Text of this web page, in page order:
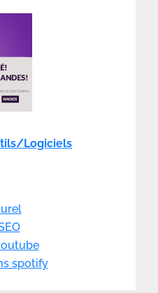
Logiciels
spotify